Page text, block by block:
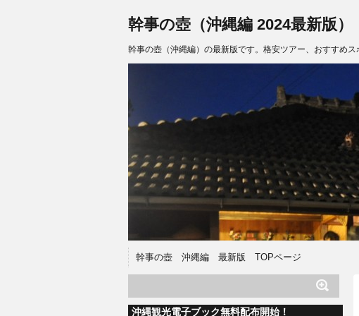
幹事の壺（沖縄編 2024最新版）
幹事の壺（沖縄編）の最新版です。格安ツアー、おすすめ
幹事の壺 沖縄編 最新版 TOPページ
沖縄観光電子ブック無料配布開始！